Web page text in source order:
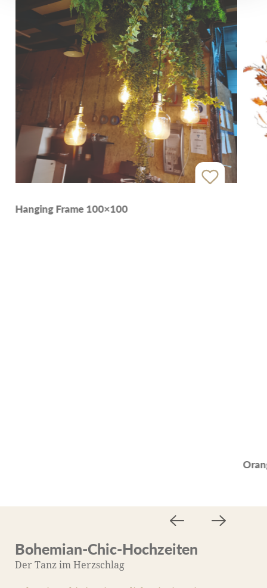
Hanging Frame 100×100
Bohemian-Chic-Hochzeiten
Der Tanz im Herzschlag